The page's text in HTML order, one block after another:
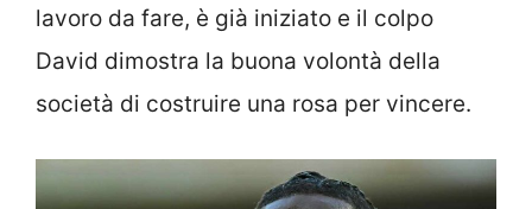
lavoro da fare, è già iniziato e il colpo
David dimostra la buona volontà della
società di costruire una rosa per vincere.